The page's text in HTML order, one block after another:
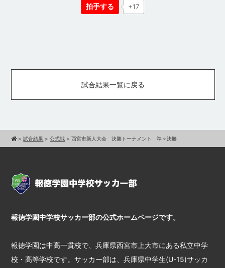
拍手する +17
試合結果一覧に戻る
>試合結果 >公式戦 >西宮市新人大会 決勝トーナメント 準々決勝
報徳学園中学校サッカー部の公式ホームページです。
報徳学園は中高一貫校で、兵庫県西宮市上大市にある私立中学
校・高等学校です。サッカー部は、兵庫県中学生(U-15)サッカ